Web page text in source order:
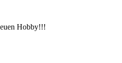
Hobby!!!